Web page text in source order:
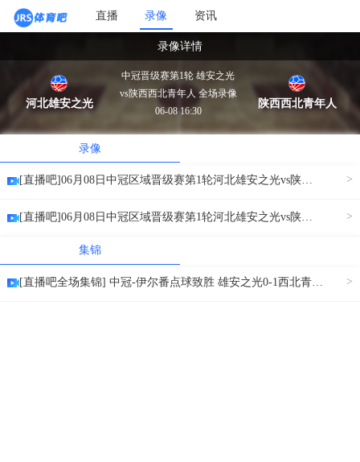
直播 录像 资讯
录像详情
河北雄安之光
中冠晋级赛第1轮 雄安之光
vs陕西西北青年人 全场录像
06-08 16:30
陕西西北青年人
录像
[直播吧]06月08日中冠区域晋级赛第1轮河北雄安之光vs陕西西北青年人上半场录像[小窗口/手机/Pad观看] >
[直播吧]06月08日中冠区域晋级赛第1轮河北雄安之光vs陕西西北青年人下半场录像[小窗口/手机/Pad观看] >
集锦
[直播吧全场集锦] 中冠-伊尔番点球致胜 雄安之光0-1西北青年人 [窗口/手机/PAD观看] >